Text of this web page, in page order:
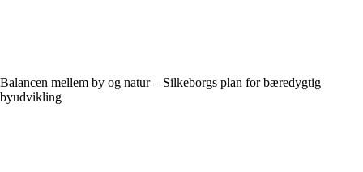
Balancen mellem by og natur – Silkeborgs plan for bæredygtig
byudvikling